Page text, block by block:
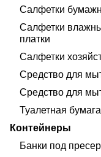
Салфетки
Салфетки
платки
Салфетки
Средство для
Средство для
Туалетная бумага
Контейнеры
Банки под